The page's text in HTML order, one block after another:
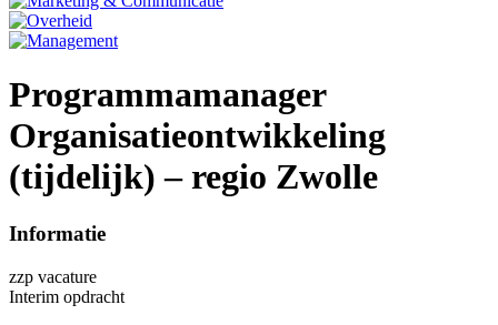
Programmamanager
Organisatieontwikkeling
(tijdelijk) – regio Zwolle
Informatie
zzp vacature
Interim opdracht